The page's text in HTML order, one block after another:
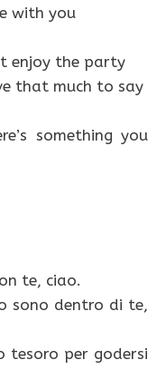
with you
enjoy the party
that much to say
something you
te, ciao.
sono dentro di te,
tesoro per godersi